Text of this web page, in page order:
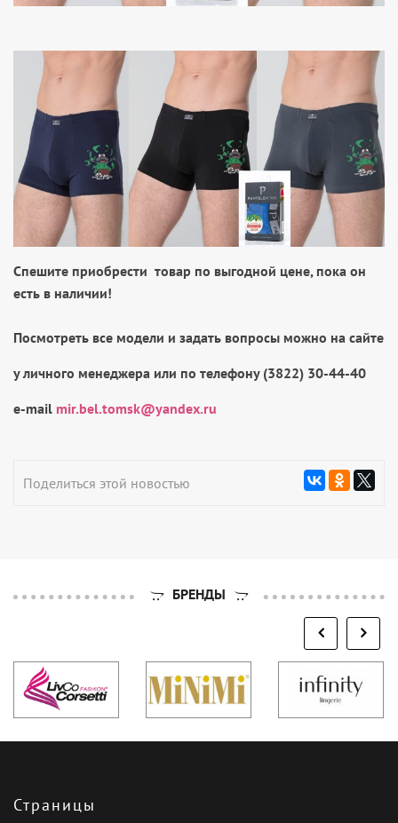
Спешите приобрести товар по выгодной цене, пока он
есть в наличии!
Посмотреть все модели и задать вопросы можно на сайте
у личного менеджера или по телефону (3822) 30-44-40
e-mail mir.bel.tomsk@yandex.ru
Поделиться этой новостью
БРЕНДЫ
Страницы